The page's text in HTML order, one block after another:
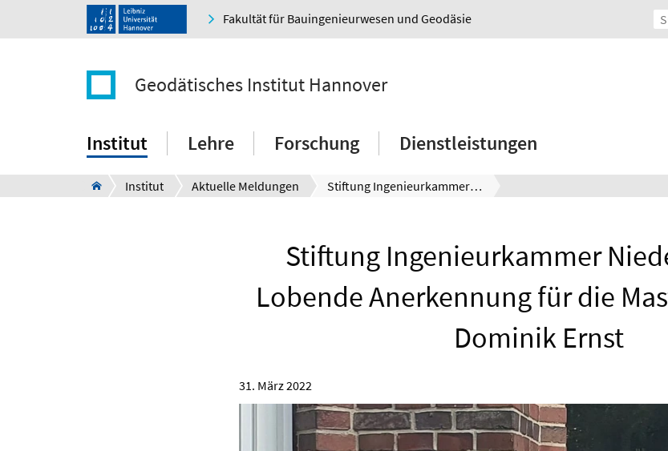
Fakultät für Bauingenieurwesen und Geodäsie
Geodätisches Institut Hannover
Institut Lehre Forschung Dienstleistungen
Institut Aktuelle Meldungen Stiftung Ingenieurkammer Niedersachsen: Lobende Anerkennung für die Masterarbeit von Dominik Ernst
Stiftung Ingenieurkammer
Lobende Anerkennung für die
Dominik Ernst
31. März 2022